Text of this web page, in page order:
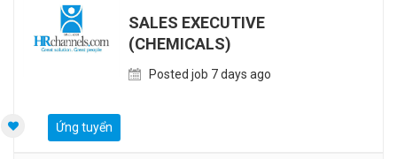
SALES EXECUTIVE
(CHEMICALS)
Posted job 7 days ago
Ứng tuyển